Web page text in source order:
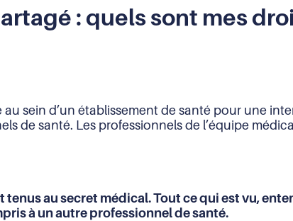
: quels sont mes
sein d’un établissement de santé pour une
de santé. Les professionnels de l’équipe
tenus au secret médical. Tout ce qui est vu,
à un autre professionnel de santé.